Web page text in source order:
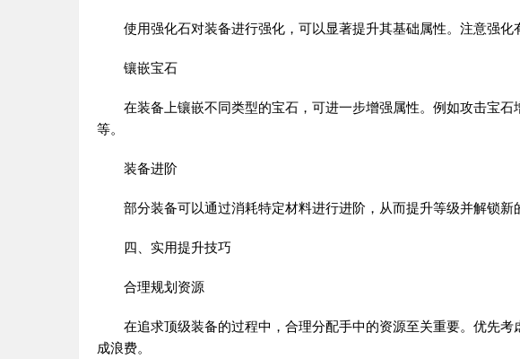
使用强化石对装备进行强化，可以显著提升其基础属性。注意强化
镶嵌宝石
在装备上镶嵌不同类型的宝石，可进一步增强属性。例如攻击宝石
等。
装备进阶
部分装备可以通过消耗特定材料进行进阶，从而提升等级并解锁新
四、实用提升技巧
合理规划资源
在追求顶级装备的过程中，合理分配手中的资源至关重要。优先考
成浪费。